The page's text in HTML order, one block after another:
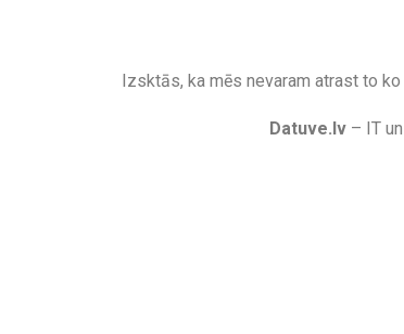
Izsktās, ka mēs nevaram atrast to
Datuve.lv – IT